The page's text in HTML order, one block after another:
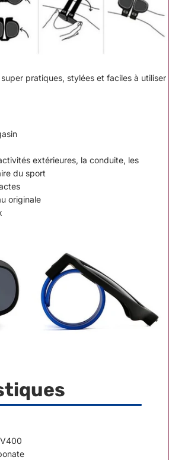
pratiques, stylées et faciles à utiliser
extérieures, la conduite, les
du sport
originale